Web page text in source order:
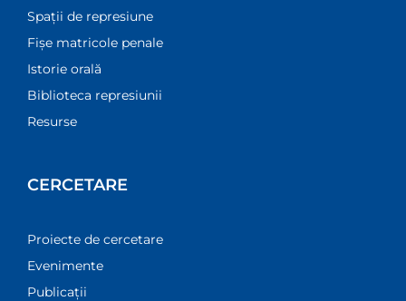
Spații de represiune
Fișe matricole penale
Istorie orală
Biblioteca represiunii
Resurse
CERCETARE
Proiecte de cercetare
Evenimente
Publicații